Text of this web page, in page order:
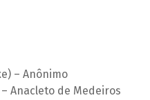
– Anônimo
Anacleto de Medeiros